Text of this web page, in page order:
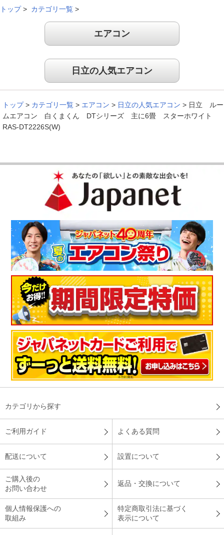
音は静かですぐに涼しくなるので快適。風モ－ドでも涼しいの
で節約にもなる。
高齢の方でも誓使いやすいリモコン
母が使う為、簡単な操作でできるエアコンを探してました。８
５歳過ぎの母でもリモコンが簡単で、使いやすいと言ってます
音が静かで操作が簡単
今まで他のメ－カ－のエアコンしか使っていなかったのですが
去年今年と日立のしろくまくんシリ－ズを買い替えました。音
が静かで操作が簡単。去年は電気代も安くなったので今年も期
待したいです
（愛知県50代S.S様）
「お客様の声」は実際にご購入されたお客様からのご意見を掲載しておりま
す。
商品により、同一シリーズをご購入された方の声を含みます。
トップ> カテゴリ一覧 >
エアコン
日立の人気エアコン
トップ > カテゴリ一覧 > エアコン > 日立の人気エアコン > 日立 ルー
ムエアコン 白くまくん DTシリーズ 主に6畳 スターホワイト
RAS-DT2226S(W)
カテゴリから探す
ご利用ガイド よくある質問
配送について 設置について
ご購入後の
お問い合わせ
返品・交換について
個人情報保護への
取組み
特定商取引法に基づく
表示について